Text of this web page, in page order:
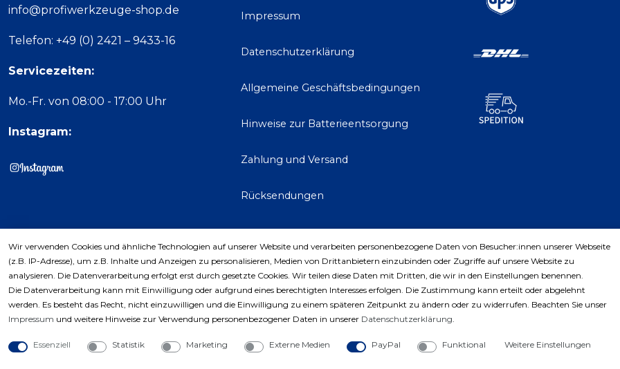
info@profiwerkzeuge-shop.de
Telefon: +49 (0) 2421 – 9433-16
Servicezeiten:
Mo.-Fr. von 08:00 - 17:00 Uhr
Instagram:
Impressum
Datenschutzerklärung
Allgemeine Geschäftsbedingungen
Hinweise zur Batterieentsorgung
Zahlung und Versand
Rücksendungen
Kaufvertrag widerrufen
Copyright © 2023 by Profiwerkzeuge-Shop. Alle Rechte
Wir verwenden Cookies und ähnliche Technologien auf unserer Website und verarbeiten personenbezogene Daten von Besucher:innen unserer Webseite
(z.B. IP-Adresse), um z.B. Inhalte und Anzeigen zu personalisieren, Medien von Drittanbietern einzubinden oder Zugriffe auf unsere Website zu
analysieren. Die Datenverarbeitung erfolgt erst durch gesetzte Cookies. Wir teilen diese Daten mit Dritten, die wir in den Einstellungen benennen.
Die Datenverarbeitung kann mit Einwilligung oder aufgrund eines berechtigten Interesses erfolgen. Die Zustimmung kann erteilt oder abgelehnt
werden. Es besteht das Recht, nicht einzuwilligen und die Einwilligung zu einem späteren Zeitpunkt zu ändern oder zu widerrufen. Beachten Sie unser
Impressum und weitere Hinweise zur Verwendung personenbezogener Daten in unserer Daten­schutz­erklärung.
Essenziell Statistik Marketing Externe Medien PayPal Funktional Weitere Einstellungen